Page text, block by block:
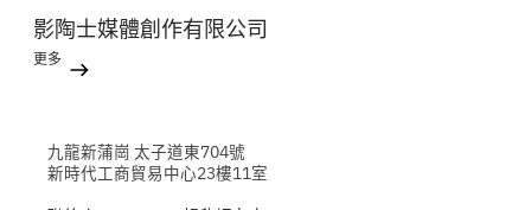
影陶士媒體創作有限公司
更多
九龍新蒲崗 太子道東704號
新時代工商貿易中心23樓11室